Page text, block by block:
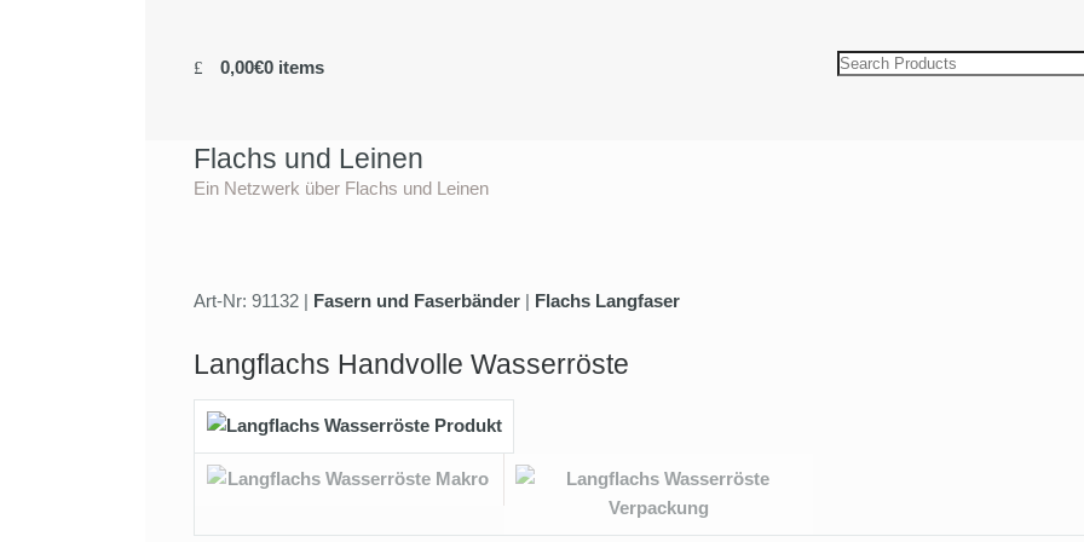
0,00€0 items
Flachs und Leinen
Ein Netzwerk über Flachs und Leinen
Art-Nr: 91132 | Fasern und Faserbänder | Flachs Langfaser
Langflachs Handvolle Wasserröste